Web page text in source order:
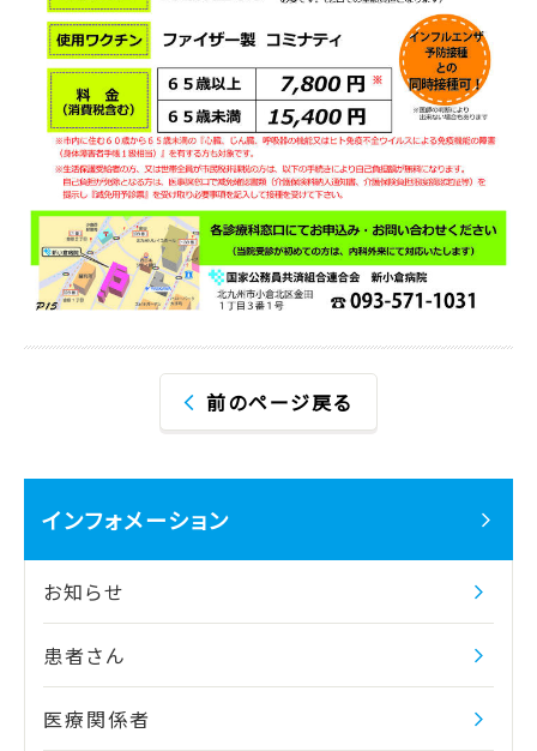
前のページ戻る
インフォメーション
お知らせ
患者さん
医療関係者